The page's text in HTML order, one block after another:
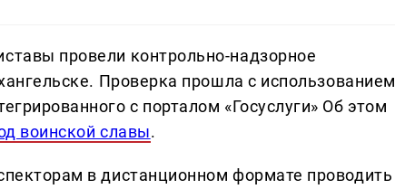
провели контрольно-надзорное
Проверка прошла с использованием
с порталом «Госуслуги» Об этом
воинской славы.
в дистанционном формате проводить